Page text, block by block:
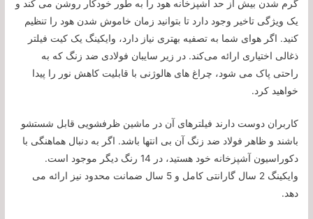
گرم شدن بیش از حد آشپزخانه هود را به طور خودکار روشن می کند و
یک ویژگی تاخیر وجود دارد تا بتوانید زمان خاموش شدن هود را تنظیم
کنید. اگر هوای شما به تصفیه بهتری نیاز دارد، وایکینگ یک کیت فیلتر
ذغالی اختیاری ارائه می‌کند. در زیر سایبان فولادی ضد زنگ که به
راحتی پاک می شود، چراغ های هالوژنی با قابلیت کاهش نور را پیدا
خواهید کرد.
کاربران دوست دارند فیلترهای آن در ماشین ظرفشویی قابل شستشو
باشند و ظاهر فولاد ضد زنگ آن بی انتها باشد. اگر به دنبال هماهنگی با
دکوراسیون آشپزخانه خود هستید، در 14 رنگ دیگر موجود است.
وایکینگ 2 سال گارانتی کامل و 5 سال ضمانت محدود نیز ارائه می
دهد.